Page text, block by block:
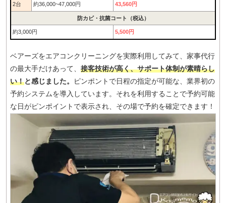
2台 約36,000~47,000円 43,560円
防カビ・抗菌コート（税込）
約3,000円 5,500円
ベアーズをエアコンクリーニングを実際利用してみて、家事代行
の最大手だけあって、 接客技術が高く、サポート体制が素晴らし
い！と感じました。
ピンポントで日程の指定が可能な、業界初の
予約システムを導入しています。それを利用することで予約可能
な日がピンポイントで表示され、その場で予約を確定できます！